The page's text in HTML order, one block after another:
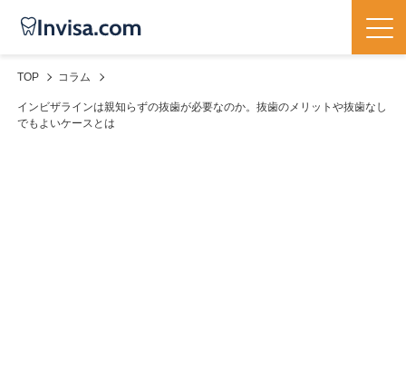
TOP コラム
インビザラインは親知らずの抜歯が必要なのか。抜歯のメリットや抜歯なし
でもよいケースとは